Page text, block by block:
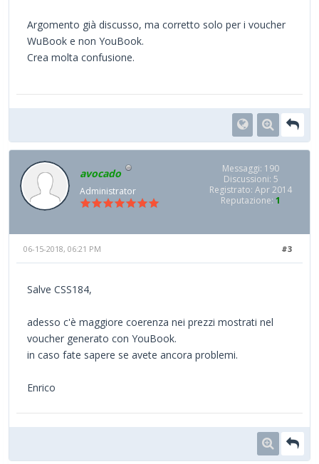
Argomento già discusso, ma corretto solo per i voucher
WuBook e non YouBook.
Crea molta confusione.
avocado
Administrator
Messaggi: 190
Discussioni: 5
Registrato: Apr 2014
Reputazione: 1
#3
06-15-2018, 06:21 PM
Salve CSS184,
adesso c'è maggiore coerenza nei prezzi mostrati nel
voucher generato con YouBook.
in caso fate sapere se avete ancora problemi.
Enrico